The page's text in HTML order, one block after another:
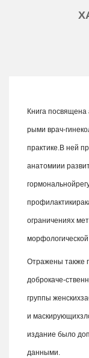
Книга посвящена
рыми врач-
практике.В ней
анатомиии
ограничениях
морфологической
Отражены также
доброкаче-
группы
и
издание было
данными.